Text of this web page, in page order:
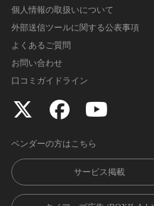
個人情報の取扱いについて
外部送信ツールに関する公表事項
よくあるご質問
お問い合わせ
口コミガイドライン
ベンダーの方はこちら
サービス掲載